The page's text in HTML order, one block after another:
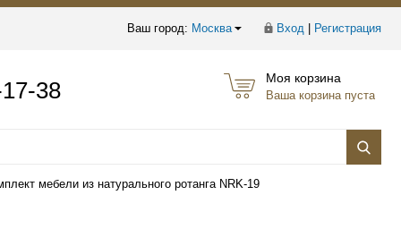
Ваш город: Москва Вход Регистрация
38 Моя корзина
Ваша корзина пуста
мебели из натурального ротанга NRK-19